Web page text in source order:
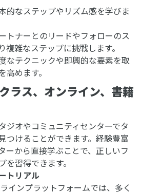
的なステップやリズム感を学びま
トナーとのリードやフォローのス
複雑なステップに挑戦します。
なテクニックや即興的な要素を取
高めます。
ラス、オンライン、書籍
ジオやコミュニティセンターでタ
つけることができます。経験豊富
ーから直接学ぶことで、正しいフ
を習得できます。
トリアル
インプラットフォームでは、多く